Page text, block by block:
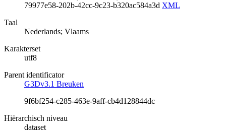
79977e58-202b-42cc-9c23-b320ac584a3d XML
Taal
Nederlands; Vlaams
Karakterset
utf8
Parent identificator
G3Dv3.1 Breuken
9f6bf254-c285-463e-9aff-cb4d128844dc
Hiërarchisch niveau
dataset